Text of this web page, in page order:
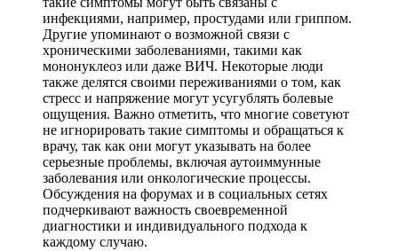
инфекциями, например, простудами или гриппом.
Другие упоминают о возможной связи с
хроническими заболеваниями, такими как
мононуклеоз или даже ВИЧ. Некоторые люди
также делятся своими переживаниями о том, как
стресс и напряжение могут усугублять болевые
ощущения. Важно отметить, что многие советуют
не игнорировать такие симптомы и обращаться к
врачу, так как они могут указывать на более
серьезные проблемы, включая аутоиммунные
заболевания или онкологические процессы.
Обсуждения на форумах и в социальных сетях
подчеркивают важность своевременной
диагностики и индивидуального подхода к
каждому случаю.